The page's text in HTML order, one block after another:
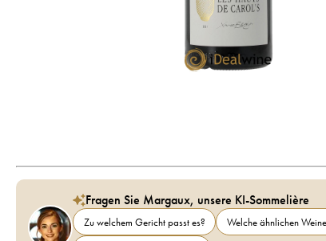
Fragen Sie Margaux, unsere KI-Sommelière
Zu welchem Gericht passt es? Welche ähnlichen